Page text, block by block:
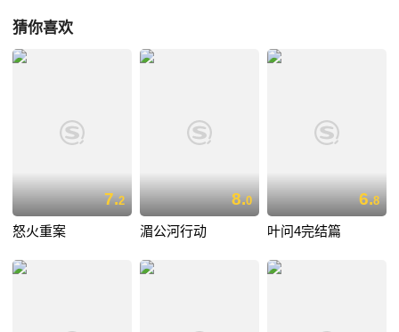
猜你喜欢
7.2
怒火重案
8.0
湄公河行动
6.8
叶问4完结篇